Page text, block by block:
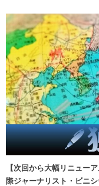
【次回から大幅リニュー
際ジャーナリスト・ビニ